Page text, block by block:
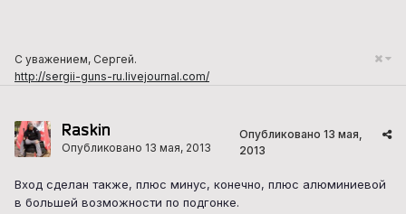
С уважением, Сергей.
http://sergii-guns-ru.livejournal.com/
Raskin
Опубликовано 13 мая, 2013
Опубликовано 13 мая,
2013
Вход сделан также, плюс минус, конечно, плюс алюминиевой
в большей возможности по подгонке.